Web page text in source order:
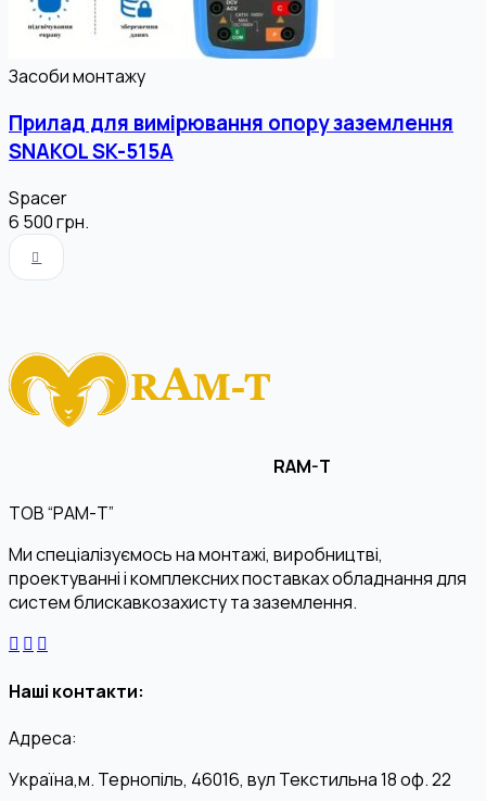
Засоби монтажу
Прилад для вимірювання опору заземлення
SNAKOL SK-515A
Spacer
6 500грн.
RAM-T
ТОВ “РАМ-Т”
Ми спеціалізуємось на монтажі, виробництві,
проектуванні і комплексних поставках обладнання для
систем блискавкозахисту та заземлення.
Наші контакти:
Адреса:
Україна,м. Тернопіль, 46016, вул Текстильна 18 оф. 22